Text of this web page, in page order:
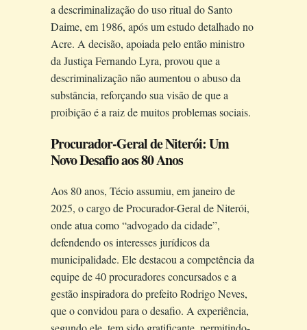
a descriminalização do uso ritual do Santo
Daime, em 1986, após um estudo detalhado no
Acre. A decisão, apoiada pelo então ministro
da Justiça Fernando Lyra, provou que a
descriminalização não aumentou o abuso da
substância, reforçando sua visão de que a
proibição é a raiz de muitos problemas sociais.
Procurador-Geral de Niterói: Um
Novo Desafio aos 80 Anos
Aos 80 anos, Técio assumiu, em janeiro de
2025, o cargo de Procurador-Geral de Niterói,
onde atua como “advogado da cidade”,
defendendo os interesses jurídicos da
municipalidade. Ele destacou a competência da
equipe de 40 procuradores concursados e a
gestão inspiradora do prefeito Rodrigo Neves,
que o convidou para o desafio. A experiência,